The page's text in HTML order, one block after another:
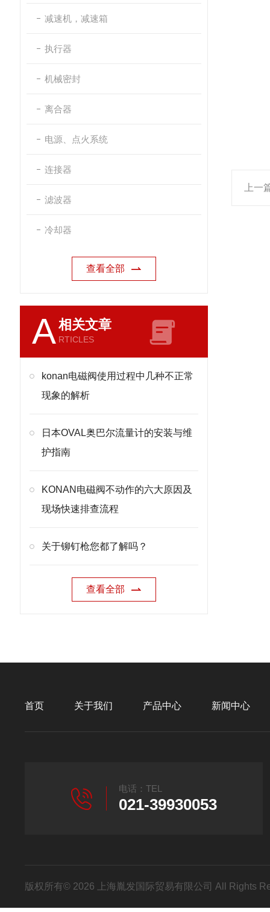
减速机，减速箱
执行器
机械密封
离合器
电源、点火系统
连接器
滤波器
冷却器
查看全部
A相关文章
RTICLES
konan电磁阀使用过程中几种不正常
现象的解析
日本OVAL奥巴尔流量计的安装与维
护指南
KONAN电磁阀不动作的六大原因及
现场快速排查流程
关于铆钉枪您都了解吗？
查看全部
上一
首页 关于我们 产品中心 新闻中心
电话：TEL
021-39930053
版权所有© 2026 上海胤发国际贸易有限公司 All Rights